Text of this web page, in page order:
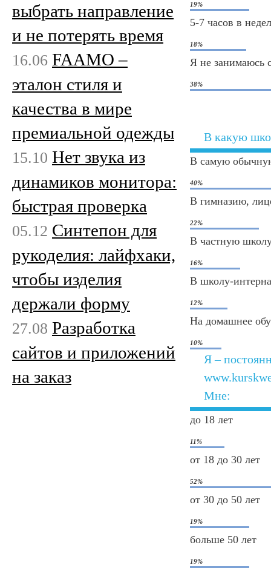
19%
5-7 часов в
18%
Я не занимаюсь
38%
В какую
В самую
40%
В гимназию,
22%
В частную
16%
В школу-
12%
На домашнее
10%
Я –
Мне:
до 18 лет
11%
от 18 до 30 лет
52%
от 30 до 50 лет
19%
больше 50 лет
19%
выбрать направление
и не потерять время
16.06 FAAMO –
эталон стиля и
качества в мире
премиальной одежды
15.10 Нет звука из
динамиков монитора:
быстрая проверка
05.12 Синтепон для
рукоделия: лайфхаки,
чтобы изделия
держали форму
27.08 Разработка
сайтов и приложений
на заказ